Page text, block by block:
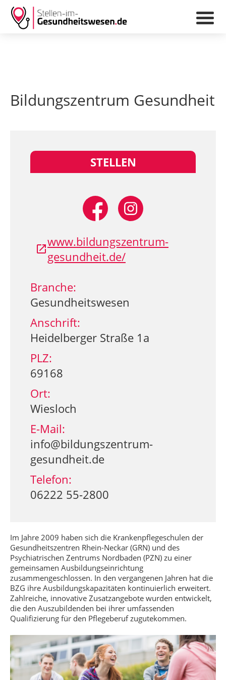
Bildungszentrum Gesundheit
Im Jahre 2009 haben sich die Krankenpflegeschulen der
Gesundheitszentren Rhein-Neckar (GRN) und des
Psychiatrischen Zentrums Nordbaden (PZN) zu einer
gemeinsamen Ausbildungseinrichtung
zusammengeschlossen. In den vergangenen Jahren hat die
BZG ihre Ausbildungskapazitäten kontinuierlich erweitert.
Zahlreiche, innovative Zusatzangebote wurden entwickelt,
die den Auszubildenden bei ihrer umfassenden
Qualifizierung für den Pflegeberuf zugutekommen.
STELLEN
www.bildungszentrum-
gesundheit.de/
Branche:
Gesundheitswesen
Anschrift:
Heidelberger Straße 1a
PLZ:
69168
Ort:
Wiesloch
E-Mail:
info@bildungszentrum-
gesundheit.de
Telefon:
06222 55-2800